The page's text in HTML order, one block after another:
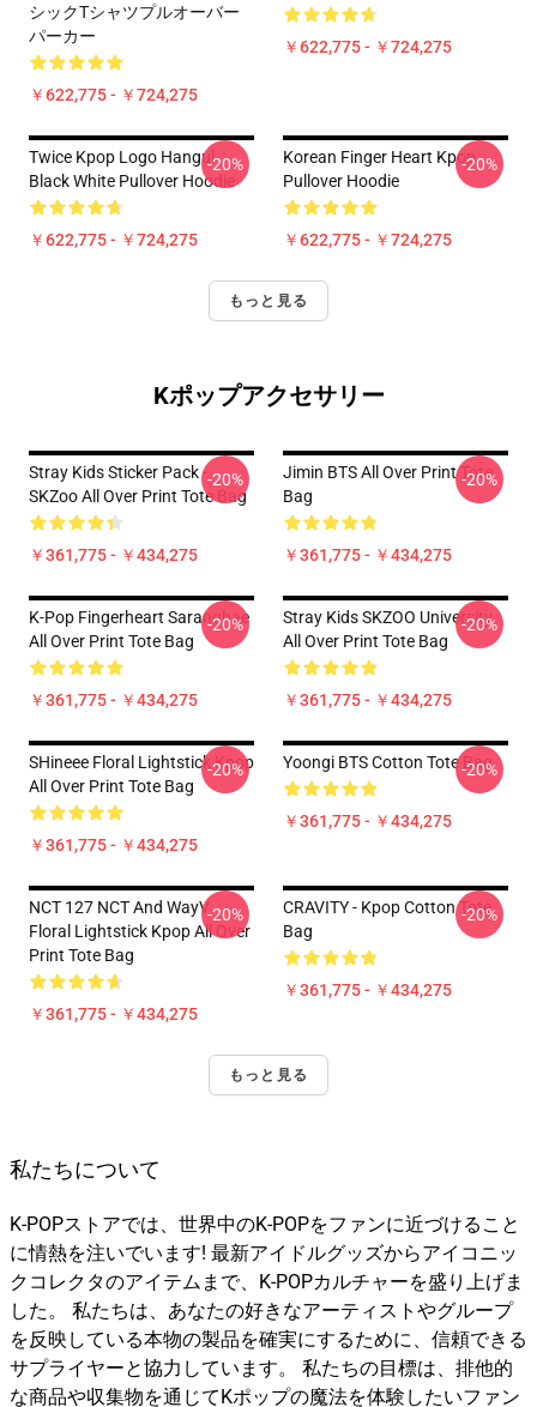
シックTシャツプルオーバー
パーカー
￥622,775 - ￥724,275
￥622,775 - ￥724,275
Twice Kpop Logo Hangul
Black White Pullover Hoodie
￥622,775 - ￥724,275
-20%
Korean Finger Heart Kpop
Pullover Hoodie
￥622,775 - ￥724,275
-20%
もっと見る
Kポップアクセサリー
Stray Kids Sticker Pack -
SKZoo All Over Print Tote Bag
￥361,775 - ￥434,275
-20%
Jimin BTS All Over Print Tote
Bag
￥361,775 - ￥434,275
-20%
K-Pop Fingerheart Saranghae
All Over Print Tote Bag
￥361,775 - ￥434,275
-20%
Stray Kids SKZOO University
All Over Print Tote Bag
￥361,775 - ￥434,275
-20%
SHineee Floral Lightstick Kpop
All Over Print Tote Bag
￥361,775 - ￥434,275
-20% Yoongi BTS Cotton Tote Bag
￥361,775 - ￥434,275
-20%
NCT 127 NCT And WayV
Floral Lightstick Kpop All Over
Print Tote Bag
￥361,775 - ￥434,275
-20%
CRAVITY - Kpop Cotton Tote
Bag
￥361,775 - ￥434,275
-20%
もっと見る
私たちについて
K-POPストアでは、世界中のK-POPをファンに近づけること
に情熱を注いでいます! 最新アイドルグッズからアイコニッ
クコレクタのアイテムまで、K-POPカルチャーを盛り上げま
した。 私たちは、あなたの好きなアーティストやグループ
を反映している本物の製品を確実にするために、信頼できる
サプライヤーと協力しています。 私たちの目標は、排他的
な商品や収集物を通じてKポップの魔法を体験したいファン